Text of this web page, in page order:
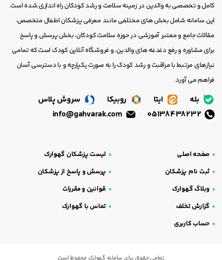
کامل و تخصصی به والدین در زمینه سلامت و رشد کودکان راه اندازی شده است.
این سامانه شامل بخش های مختلفی مانند معرفی پزشکان اطفال متخصص،
مقالات جامع و معتبر آموزشی در حوزه سلامت کودکان، بخش پرسش و پاسخ
برای مشاوره و رفع دغدغه های والدین، و فروشگاه آنلاین کودک است که تمامی
نیازهای مرتبط با مراقبت و رشد کودک را به صورت یکپارچه و با دسترسی آسان
فراهم می آورد.
بله ایتا روبیکا
سروش پلاس
صفحه اصلی
لیست پزشکان گهوارک
ثبت نام پزشکان
پرسش و پاسخ از پزشکان
وبلاگ گهوارک
قوانین و مقررات
گزارش تخلف
تماس با گهوارک
حساب کاربری
تمامی حقوق برای سامانه گهوارک محفوظ است